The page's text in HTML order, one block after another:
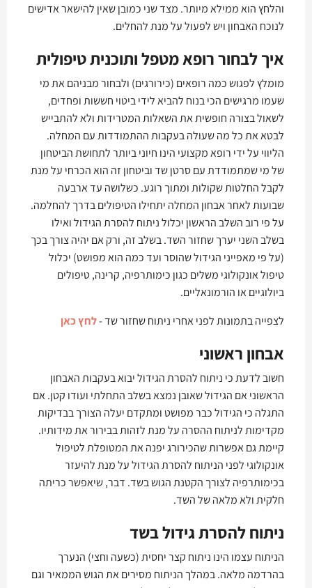
והלחץ הוא ממילא מיותר. מצד שני כמובן שאין להישאר אדישים
לנוכח האבחון ויש לפעול על מנת להחלים.
איך לבחור רופא מטפל ותוכנית טיפולית
מומלץ לפגוש כמה רופאים (כירורגים) ולבחור מבניהם את מי
שעמו מרגישים הכי בנוח להביא לידי ביטוי חששות ופחדים,
לשאול בצורה חופשית את השאלות המטרידות ולא להתבייש
לבטא את כל מה שעולה בעקבות ההתמודדות עם המחלה.
הליווי על ידי רופא מקצועי הינו חיוני ביותר לתחושת הביטחון
של מי שמתמודדת עם סרטן שד וביטחון זה הוא הכרחי על מנת
לקבל החלטות שקולות ומתוך רוגע. כשלושה עד ארבעה
שבועות לאחר אבחון המחלה יתחילו הטיפולים בדרך להחלמה.
על פי רוב השלב הראשון יכלול ניתוח להסרת הגידול ואילו
בשלב השני יערך שחזור השד. בשלב זה, ורק אם יהיה צורך בכך
(על פי מאפייני הגידול שהוסר ועד כמה הוא מפושט) יכלול
טיפול אונקולוגי משלים כגון כימותרפיה, קרינה, טיפולים
ביולוגיים או הורמונאליים.
לצפייה בתמונות לפני אחרי ניתוח שחזור שד -לחץ כאן
אבחון ראשוני
חשוב לדעת כי ניתוח להסרת הגידול יבוא בעקבות האבחון
הראשוני אם הגידול שאובן נמצא בשלב התחלתי ועודו קטן. אם
התגלה כי הגידול כבר מפושט ומתקדם יעלה הצורך בבדיקות
מקדימות לניתוח ההסרה על מנת לזהות בבירור את מידותיו.
קיימת גם אפשרות שהכירורג יפנה את המטופלת לטיפול
אונקולוגי לפני הניתוח להסרת הגידול על מנת להיעזר
בכימותרפיה לצורך הקטנת הגוש בשד. דבר, שיאפשר כריתה
חלקית ולא מלאה של השד.
ניתוח להסרת גידול בשד
הניתוח עצמו הינו ניתוח קצר יחסית (כשעה וחצי) הנערך
בהרדמה מלאה. במהלך הניתוח מסירים את הגוש הממאיר וגם